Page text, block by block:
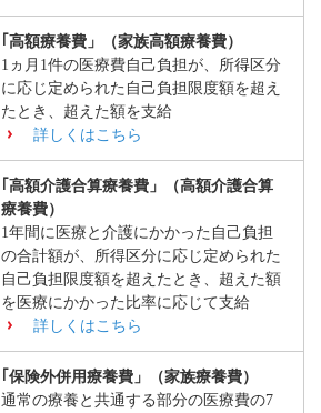
｢高額療養費」（家族高額療養費）
1ヵ月1件の医療費自己負担が、所得区分
に応じ定められた自己負担限度額を超え
たとき、超えた額を支給
詳しくはこちら
｢高額介護合算療養費」（高額介護合算
療養費）
1年間に医療と介護にかかった自己負担
の合計額が、所得区分に応じ定められた
自己負担限度額を超えたとき、超えた額
を医療にかかった比率に応じて支給
詳しくはこちら
｢保険外併用療養費」（家族療養費）
通常の療養と共通する部分の医療費の7